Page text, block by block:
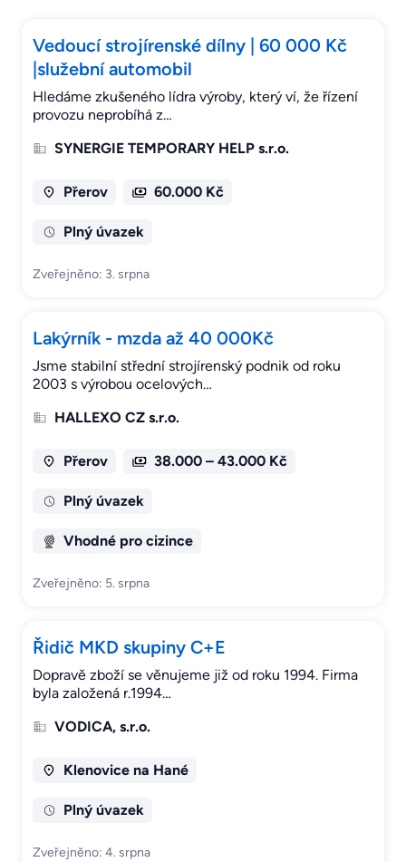
Vedoucí strojírenské dílny | 60 000 Kč
|služební automobil
Hledáme zkušeného lídra výroby, který ví, že řízení
provozu neprobíhá z…
SYNERGIE TEMPORARY HELP s.r.o.
Přerov 60.000 Kč
Plný úvazek
Zveřejněno: 3. srpna
Lakýrník - mzda až 40 000Kč
Jsme stabilní střední strojírenský podnik od roku
2003 s výrobou ocelových…
HALLEXO CZ s.r.o.
Přerov 38.000 – 43.000 Kč
Plný úvazek
Vhodné pro cizince
Zveřejněno: 5. srpna
Řidič MKD skupiny C+E
Dopravě zboží se věnujeme již od roku 1994. Firma
byla založená r.1994…
VODICA, s.r.o.
Klenovice na Hané
Plný úvazek
Zveřejněno: 4. srpna